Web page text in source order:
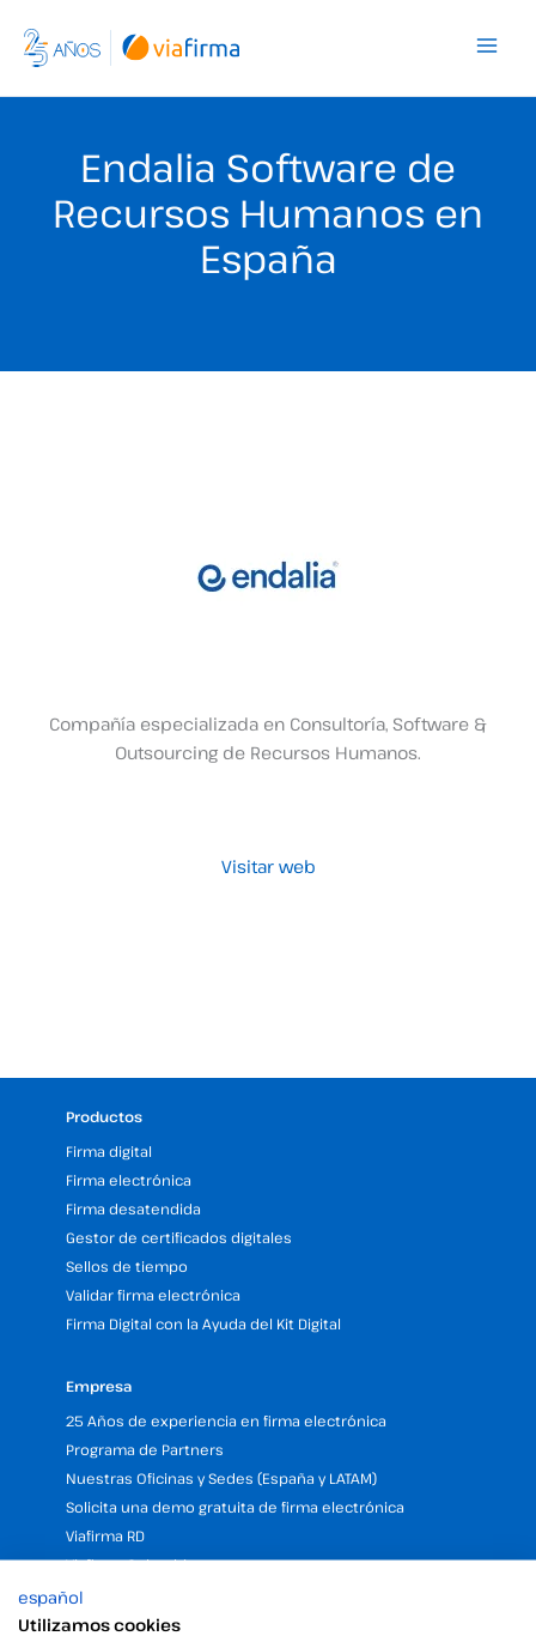
contenido
Endalia Software de
Recursos Humanos en
España
Compañía especializada en Consultoría, Software &
Outsourcing de Recursos Humanos.
Visitar web
Productos
Firma digital
Firma electrónica
Firma desatendida
Gestor de certificados digitales
Sellos de tiempo
Validar firma electrónica
Firma Digital con la Ayuda del Kit Digital
Empresa
25 Años de experiencia en firma electrónica
Programa de Partners
Nuestras Oficinas y Sedes (España y LATAM)
Solicita una demo gratuita de firma electrónica
Viafirma RD
Viafirma Colombia
Recursos
español
Utilizamos cookies